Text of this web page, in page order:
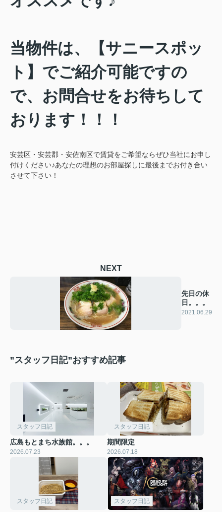
当物件は、【サニースポッ
ト】でご紹介可能ですの
で、お問合せをお待ちして
おります！！！
安芸区・安芸郡・安佐南区で賃貸をご希望ならぜひ当社にお申し
付けください♪あなたの理想のお部屋探しに最後までお付き合い
させて下さい！
NEXT
先日の休
日。。。
2021.06.29
”スタッフ日記”おすすめ記事
スタッフ日記
広島もとまち水族館。。。
2026.07.23
スタッフ日記
期間限定
2026.07.18
スタッフ日記 スタッフ日記